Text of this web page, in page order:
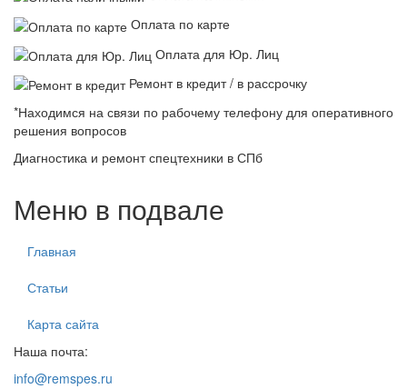
Оплата по карте
Оплата для Юр. Лиц
Ремонт в кредит / в рассрочку
*Находимся на связи по рабочему телефону для оперативного
решения вопросов
Диагностика и ремонт спецтехники в СПб
Меню в подвале
Главная
Статьи
Карта сайта
Наша почта:
info@remspes.ru